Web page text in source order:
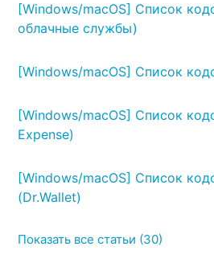
[Windows/macOS] Список
облачные службы)
[Windows/macOS] Список
[Windows/macOS] Список
Expense)
[Windows/macOS] Список
(Dr.Wallet)
Показать все статьи (30)